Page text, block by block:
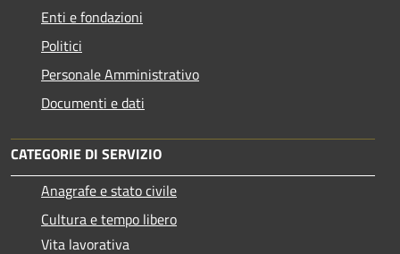
Enti e fondazioni
Politici
Personale Amministrativo
Documenti e dati
CATEGORIE DI SERVIZIO
Anagrafe e stato civile
Cultura e tempo libero
Vita lavorativa